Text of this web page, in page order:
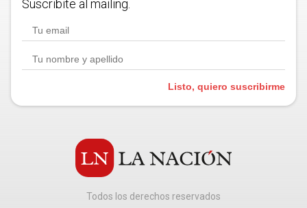
Suscribite al mailing.
Listo, quiero suscribirme
Todos los derechos reservados